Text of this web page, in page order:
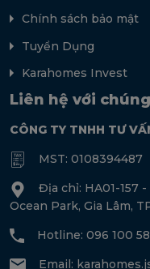
Chính sách bảo mật
Tuyển Dụng
Karahomes Invest
Liên hệ với
CÔNG TY TNHH TƯ
MST: 0108394487
Địa chỉ: HA01-157
Ocean Park, Gia Lâm,
Hotline: 096 100
Email: